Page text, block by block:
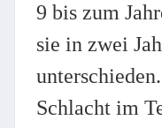
9 bis zum
sie in zwei
Schlacht im